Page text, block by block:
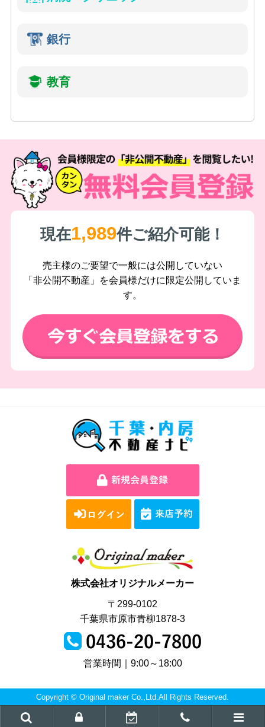
銀行
教育
現在1,989件ご紹介可能！
売主様のご要望で一般には公開していない
「非公開不動産」を会員様だけに限定公開していま
す。
株式会社オリジナルメーカー
〒299-0102
千葉県市原市青柳1878-3
営業時間｜9:00～18:00
Copyright © Original maker Co.,Ltd.All Rights Reserved.